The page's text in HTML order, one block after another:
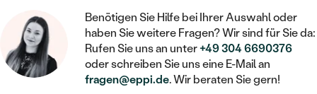
IM SET
NACH PREIS
EINFASSEN
FARBIGE DIAMANTEN ZUM EINFASSEN
SCHMUCK FÜR KINDER
BROSCHEN
SCHMUCKZUBEHÖR
PIERCINGS
NACH STEIN
MEDAILLON
KETTEN
HERZKETTEN
SIEGELRINGE
PERSONALISIERT
Benötigen Sie Hilfe bei Ihrer Auswahl oder
haben Sie weitere Fragen? Wir sind für Sie da:
Rufen Sie uns an unter+49 304 6690376
oder schreiben Sie uns eine E-Mail an
fragen@eppi.de. Wir beraten Sie gern!